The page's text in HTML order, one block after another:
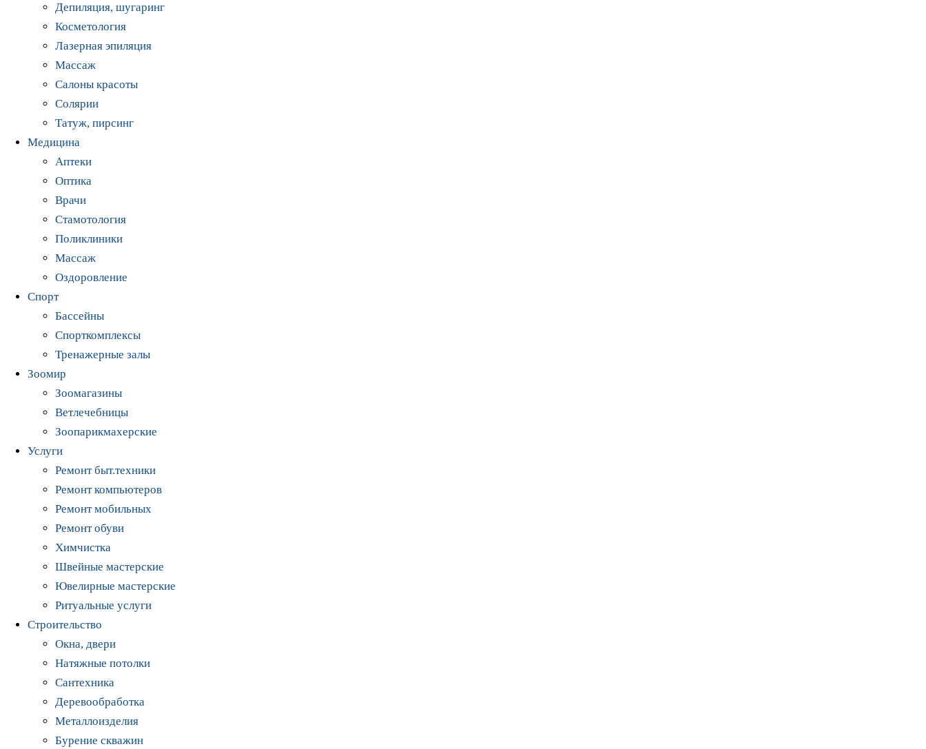
Депиляция, шугаринг
Косметология
Лазерная эпиляция
Массаж
Салоны красоты
Солярии
Татуж, пирсинг
Медицина
Аптеки
Оптика
Врачи
Стамотология
Поликлиники
Массаж
Оздоровление
Спорт
Бассейны
Спорткомплексы
Тренажерные залы
Зоомир
Зоомагазины
Ветлечебницы
Зоопарикмахерские
Услуги
Ремонт быт.техники
Ремонт компьютеров
Ремонт мобильных
Ремонт обуви
Химчистка
Швейные мастерские
Ювелирные мастерские
Ритуальные услуги
Строительство
Окна, двери
Натяжные потолки
Сантехника
Деревообработка
Металлоизделия
Бурение скважин